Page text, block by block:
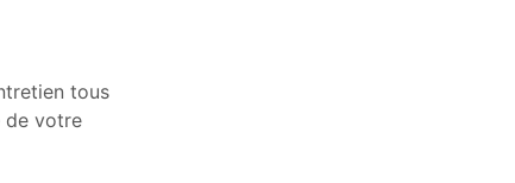
tous
de votre